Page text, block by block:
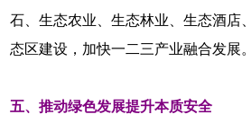
石、生态农业、生态林业、生态酒店
态区建设，加快一二三产业融合发展。
五、推动绿色发展提升本质安全